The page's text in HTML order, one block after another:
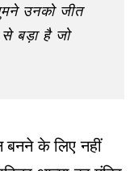
उनको जीत
बड़ा है जो
बनने के लिए नहीं